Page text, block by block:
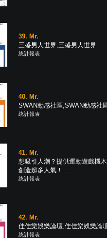
39. Mr.
三盛男人世界,三盛男人世界 ...
統計報表
40. Mr.
SWAN動感社區,SWAN動感社
統計報表
41. Mr.
想吸引人潮？提供運動遊戲機
創造超多人氣！ ...
統計報表
42. Mr.
佳佳樂娛樂論壇,佳佳樂娛樂論
統計報表